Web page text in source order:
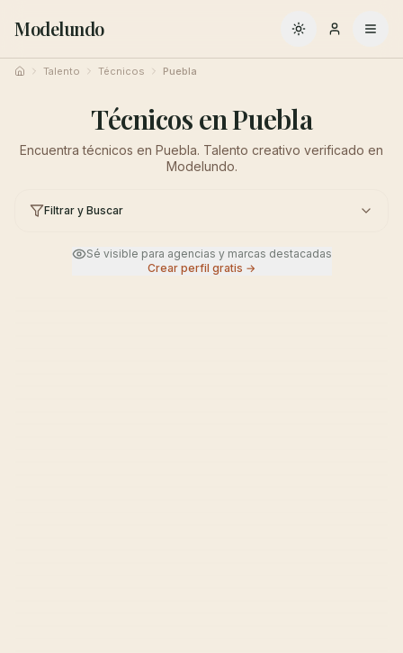
Modelundo Cambiar a oscuro
Inicio Talento Técnicos Puebla
Técnicos en Puebla
Encuentra técnicos en Puebla. Talento creativo verificado en
Modelundo.
Filtrar y Buscar
Sé visible para agencias y marcas destacadas
Crear perfil gratis →